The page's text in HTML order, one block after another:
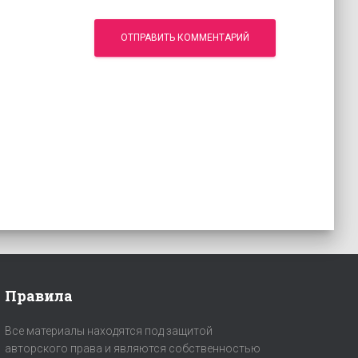
Правила
Все материалы находятся под защитой
авторского права и являются собственностью